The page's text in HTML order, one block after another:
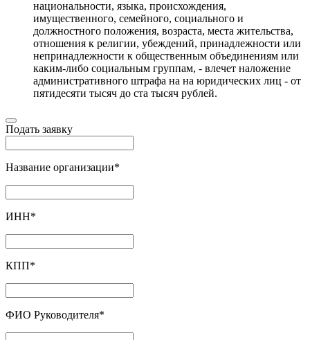
национальности, языка, происхождения,
имущественного, семейного, социального и
должностного положения, возраста, места жительства,
отношения к религии, убеждений, принадлежности или
непринадлежности к общественным объединениям или
каким-либо социальным группам, - влечет наложение
административного штрафа на на юридических лиц - от
пятидесяти тысяч до ста тысяч рублей.
Подать заявку
Название организации*
ИНН*
КПП*
ФИО Руководителя*